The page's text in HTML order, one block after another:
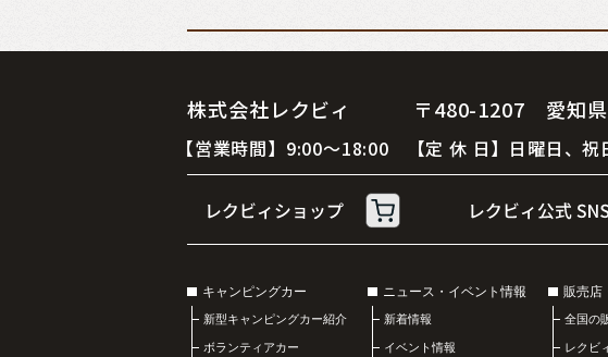
株式会社レクビィ 〒480-1207 愛知県
【営業時間】9:00～18:00 【定 休 日】日曜日、
キャンピングカー
新型キャンピングカー紹介
ボランティアカー
ニュース・イベント情報
新着情報
イベント情報
販売店
全国の
レクビ